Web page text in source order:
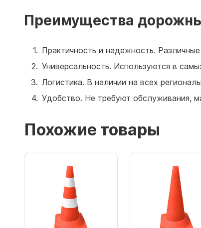
Преимущества
Практичность и надежность.
Универсальность. Используются в
Логистика. В наличии на всех
Удобство. Не требуют обслуживания,
Похожие товары